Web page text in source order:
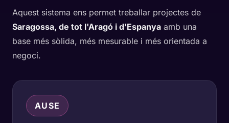
Aquest sistema ens permet treballar projectes de
Saragossa, de tot l'Aragó i d'Espanya amb una
base més sòlida, més mesurable i més orientada a
negoci.
AUSE